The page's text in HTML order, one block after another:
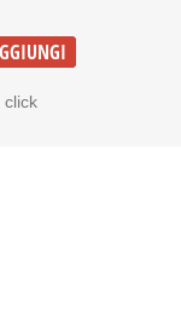
click